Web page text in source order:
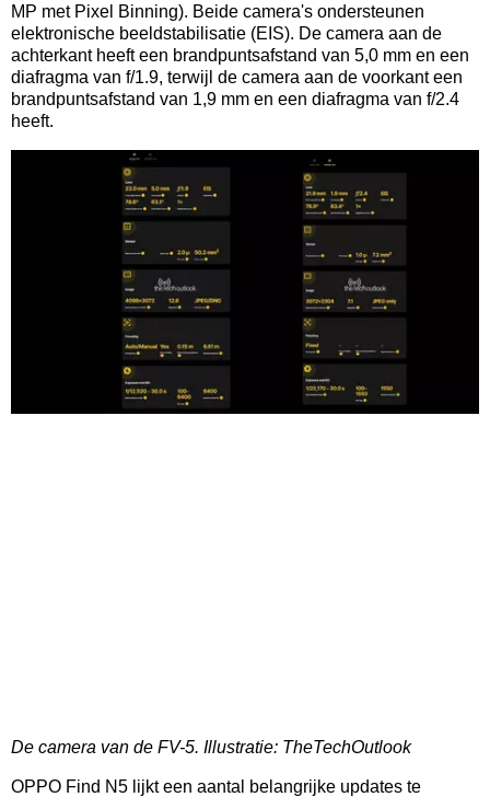
MP met Pixel Binning). Beide camera's ondersteunen
elektronische beeldstabilisatie (EIS). De camera aan de
achterkant heeft een brandpuntsafstand van 5,0 mm en een
diafragma van f/1.9, terwijl de camera aan de voorkant een
brandpuntsafstand van 1,9 mm en een diafragma van f/2.4
heeft.
De camera van de FV-5. Illustratie: TheTechOutlook
OPPO Find N5 lijkt een aantal belangrijke updates te